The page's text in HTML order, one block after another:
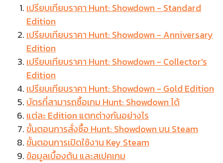
เปรียบเทียบราคา Hunt: Showdown - Standard
Edition
เปรียบเทียบราคา Hunt: Showdown - Anniversary
Edition
เปรียบเทียบราคา Hunt: Showdown - Collector's
Edition
เปรียบเทียบราคา Hunt: Showdown - Gold Edition
บัตรที่สามารถซื้อเกม Hunt: Showdown ได้
แต่ละ Edition แตกต่างกันอย่างไร
ขั้นตอนการสั่งซื้อ Hunt: Showdown บน Steam
ขั้นตอนการเปิดใช้งาน Key Steam
ข้อมูลเบื้องต้น และสเปคเกม